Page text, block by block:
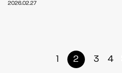
2026.02.27
1 2 3 4